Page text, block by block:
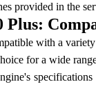
provided in the
Plus:
with a
for a wide